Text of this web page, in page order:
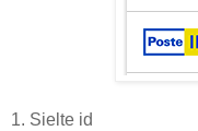
1. Sielte id